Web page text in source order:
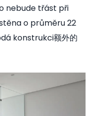
nebude třást při
o průměru 22
konstrukci额外的